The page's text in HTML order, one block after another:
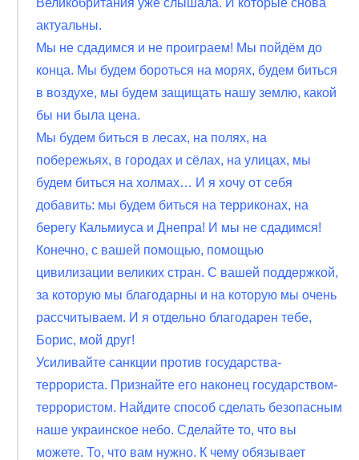
актуальны.
Мы не сдадимся и не проиграем! Мы пойдём до
конца. Мы будем бороться на морях, будем биться
в воздухе, мы будем защищать нашу землю, какой
бы ни была цена.
Мы будем биться в лесах, на полях, на
побережьях, в городах и сёлах, на улицах, мы
будем биться на холмах… И я хочу от себя
добавить: мы будем биться на терриконах, на
берегу Кальмиуса и Днепра! И мы не сдадимся!
Конечно, с вашей помощью, помощью
цивилизации великих стран. С вашей поддержкой,
за которую мы благодарны и на которую мы очень
рассчитываем. И я отдельно благодарен тебе,
Борис, мой друг!
Усиливайте санкции против государства-
террориста. Признайте его наконец государством-
террористом. Найдите способ сделать безопасным
наше украинское небо. Сделайте то, что вы
можете. То, что вам нужно. К чему обязывает